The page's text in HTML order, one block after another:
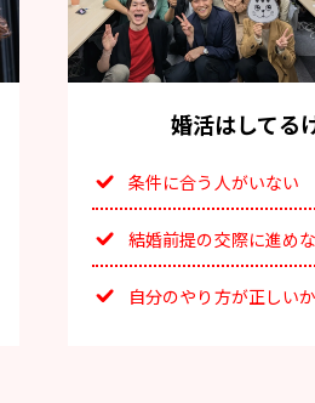
婚活はしてる
条件に合う人がいない
結婚前提の交際に進め
自分のやり方が正しい